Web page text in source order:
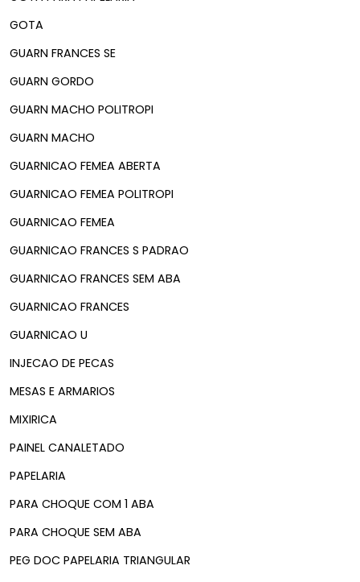
GOTA
GUARN FRANCES SE
GUARN GORDO
GUARN MACHO POLITROPI
GUARN MACHO
GUARNICAO FEMEA ABERTA
GUARNICAO FEMEA POLITROPI
GUARNICAO FEMEA
GUARNICAO FRANCES S PADRAO
GUARNICAO FRANCES SEM ABA
GUARNICAO FRANCES
GUARNICAO U
INJECAO DE PECAS
MESAS E ARMARIOS
MIXIRICA
PAINEL CANALETADO
PAPELARIA
PARA CHOQUE COM 1 ABA
PARA CHOQUE SEM ABA
PEG DOC PAPELARIA TRIANGULAR